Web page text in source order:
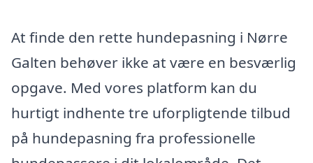
At finde den rette hundepasning i Nørre
Galten behøver ikke at være en besværlig
opgave. Med vores platform kan du
hurtigt indhente tre uforpligtende tilbud
på hundepasning fra professionelle